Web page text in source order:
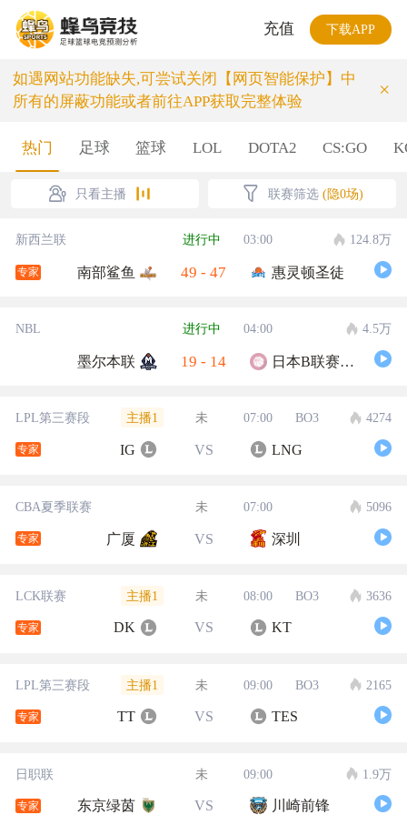
充值 下载APP
如遇网站功能缺失,可尝试关闭【网页智能保护】中
所有的屏蔽功能或者前往APP获取完整体验
×
热门 足球 篮球 LOL DOTA2 CS:GO
只看主播 联赛筛选 (隐0场)
新西兰联 进行中 03:00 124.8万
专家 南部鲨鱼 49 - 47 惠灵顿圣徒
NBL 进行中 04:00 4.5万
墨尔本联 19 - 14 日本B联赛联队
LPL第三赛段 主播1 未 07:00 BO3 4274
专家 IG VS LNG
CBA夏季联赛 未 07:00 5096
专家 广厦 VS 深圳
LCK联赛 主播1 未 08:00 BO3 3636
专家 DK VS KT
LPL第三赛段 主播1 未 09:00 BO3 2165
专家 TT VS TES
日职联 未 09:00 1.9万
专家 东京绿茵 VS 川崎前锋